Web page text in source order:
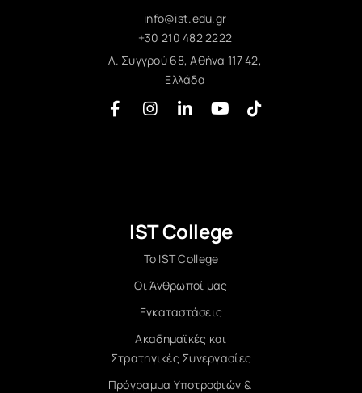
info@ist.edu.gr
+30 210 482 2222
Λ. Συγγρού 68, Αθήνα 117 42,
Ελλάδα
IST College
Το IST College
Οι Άνθρωποί μας
Εγκαταστάσεις
Ακαδημαϊκές και
Στρατηγικές Συνεργασίες
Πρόγραμμα Υποτροφιών &